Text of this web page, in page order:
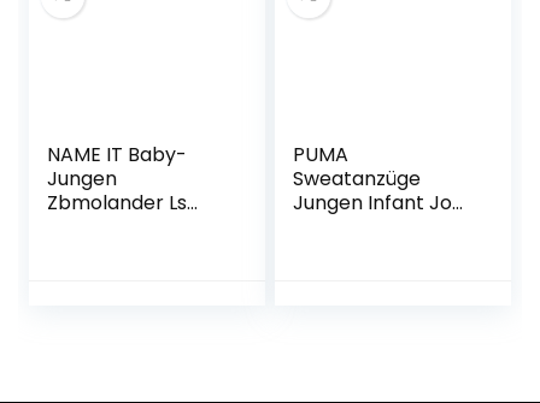
NAME IT Baby-
Jungen
Zbmolander Ls
PUMA
Sweatanzüge
Jungen Infant Jog